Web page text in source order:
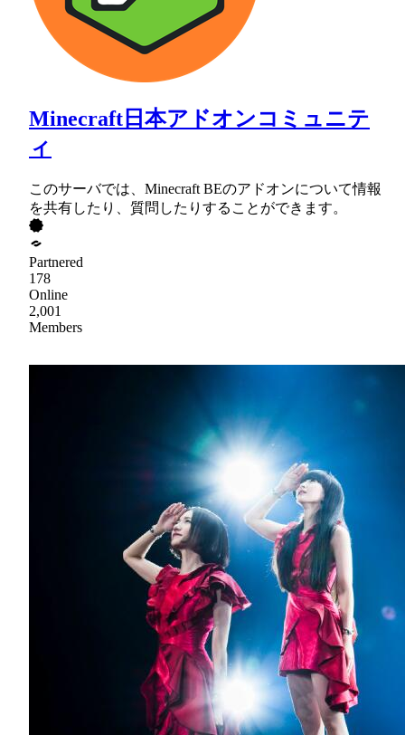
Minecraft日本アドオンコミュニテ
ィ
このサーバでは、Minecraft BEのアドオンについて情報
を共有したり、質問したりすることができます。
Partnered
178
Online
2,001
Members